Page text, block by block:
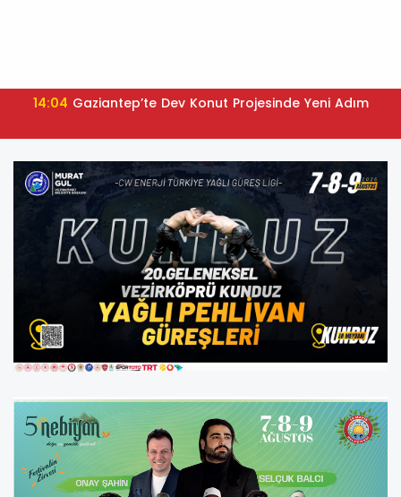
14:04 Gaziantep’te Dev Konut Projesinde Yeni Adım